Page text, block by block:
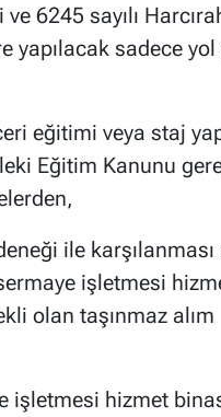
6245 sayılı
yapılacak sadece
eğitimi veya staj
Eğitim Kanunu
ile
işletmesi
olan taşınmaz alım
işletmesi hizmet